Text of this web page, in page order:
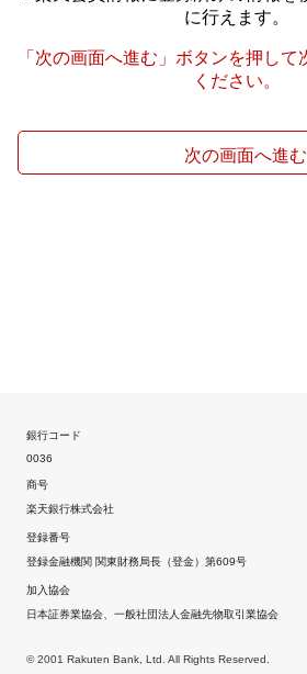
次の画面へ進む
銀行コード
0036
商号
楽天銀行株式会社
登録番号
登録金融機関 関東財務局長（登金）第609号
加入協会
日本証券業協会、一般社団法人金融先物取引業協会
© 2001 Rakuten Bank, Ltd. All Rights Reserved.